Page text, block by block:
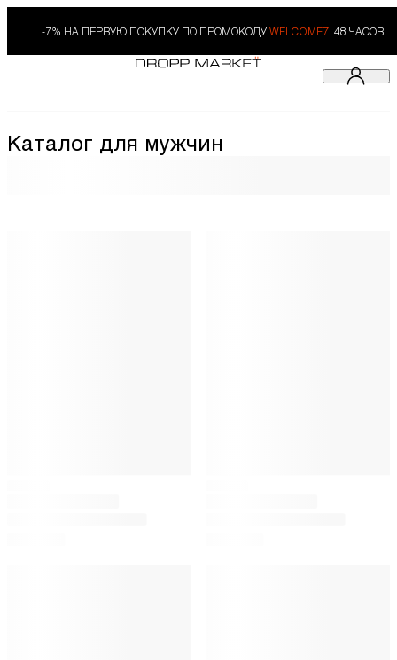
-7% НА ПЕРВУЮ ПОКУПКУ ПО ПРОМОКОДУ WELCOME7. 48 ЧАСОВ
Каталог для мужчин